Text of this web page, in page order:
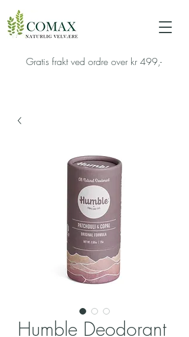
Gratis frakt ved ordre over kr 499,-
Humble Deodorant